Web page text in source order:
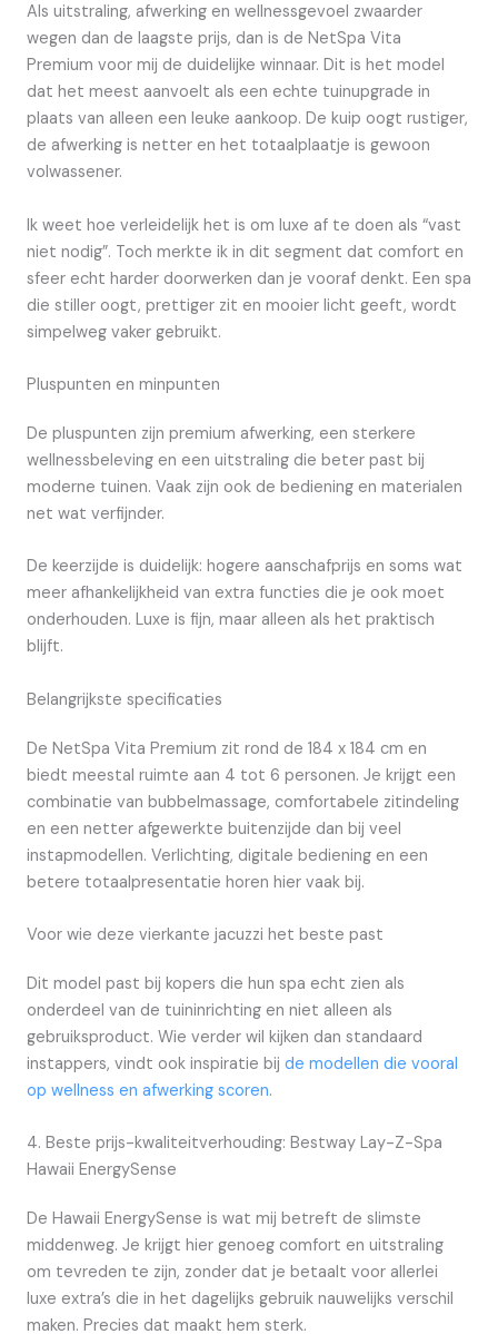
Als uitstraling, afwerking en wellnessgevoel zwaarder
wegen dan de laagste prijs, dan is de NetSpa Vita
Premium voor mij de duidelijke winnaar. Dit is het model
dat het meest aanvoelt als een echte tuinupgrade in
plaats van alleen een leuke aankoop. De kuip oogt rustiger,
de afwerking is netter en het totaalplaatje is gewoon
volwassener.
Ik weet hoe verleidelijk het is om luxe af te doen als “vast
niet nodig”. Toch merkte ik in dit segment dat comfort en
sfeer echt harder doorwerken dan je vooraf denkt. Een spa
die stiller oogt, prettiger zit en mooier licht geeft, wordt
simpelweg vaker gebruikt.
Pluspunten en minpunten
De pluspunten zijn premium afwerking, een sterkere
wellnessbeleving en een uitstraling die beter past bij
moderne tuinen. Vaak zijn ook de bediening en materialen
net wat verfijnder.
De keerzijde is duidelijk: hogere aanschafprijs en soms wat
meer afhankelijkheid van extra functies die je ook moet
onderhouden. Luxe is fijn, maar alleen als het praktisch
blijft.
Belangrijkste specificaties
De NetSpa Vita Premium zit rond de 184 x 184 cm en
biedt meestal ruimte aan 4 tot 6 personen. Je krijgt een
combinatie van bubbelmassage, comfortabele zitindeling
en een netter afgewerkte buitenzijde dan bij veel
instapmodellen. Verlichting, digitale bediening en een
betere totaalpresentatie horen hier vaak bij.
Voor wie deze vierkante jacuzzi het beste past
Dit model past bij kopers die hun spa echt zien als
onderdeel van de tuininrichting en niet alleen als
gebruiksproduct. Wie verder wil kijken dan standaard
instappers, vindt ook inspiratie bij de modellen die vooral
op wellness en afwerking scoren.
4. Beste prijs-kwaliteitverhouding: Bestway Lay-Z-Spa
Hawaii EnergySense
De Hawaii EnergySense is wat mij betreft de slimste
middenweg. Je krijgt hier genoeg comfort en uitstraling
om tevreden te zijn, zonder dat je betaalt voor allerlei
luxe extra’s die in het dagelijks gebruik nauwelijks verschil
maken. Precies dat maakt hem sterk.